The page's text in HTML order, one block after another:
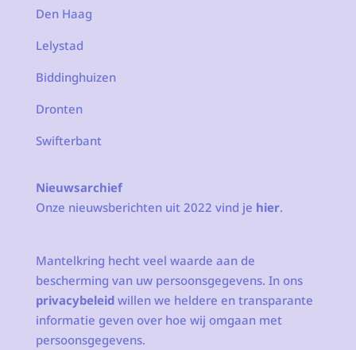
Den Haag
Lelystad
Biddinghuizen
Dronten
Swifterbant
Nieuwsarchief
Onze nieuwsberichten uit 2022 vind je hier.
Mantelkring hecht veel waarde aan de
bescherming van uw persoonsgegevens. In ons
privacybeleidwillen we heldere en transparante
informatie geven over hoe wij omgaan met
persoonsgegevens.